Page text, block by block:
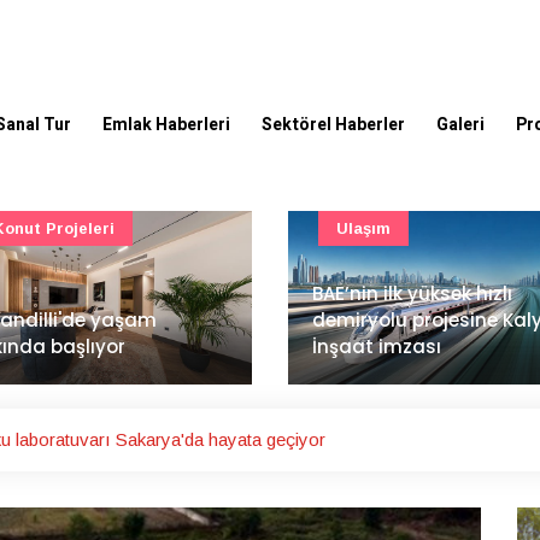
Tur Emlak Haberleri Sektörel Haberler Galeri
ilk yüksek hızlı
projesine Kalyon
imzası
Mimarlık ve mühendislik
projeleri e-PYS ile dijital
ortama taşınacak
Güncel
laboratuvarı Sakarya'da hayata geçiyor